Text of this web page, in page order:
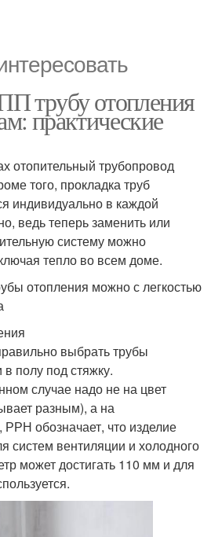
трубу отопления
практические
отопительный трубопровод
того, прокладка труб
индивидуально в каждой
ведь теперь заменить или
систему можно
тепло во всем доме.
отопления можно с легкостью
выбрать трубы
полу под стяжку.
случае надо не на цвет
разным), а на
обозначает, что изделие
систем вентиляции и холодного
может достигать 110 мм и для